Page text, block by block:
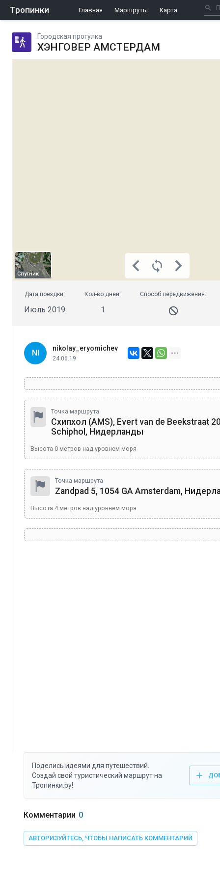
Тропинки Главная Маршруты Карта
Городская прогулка
ХЭНГОВЕР АМСТЕРДАМ
Спутник
Дата поездки:
Июль 2019
Кол-во дней:
1
Способ передвижения:
NI
nikolay_eryomichev
24.06.19
Точка маршрута
Схипхол (AMS), Evert van de Beekstraat
Schiphol, Нидерланды
Высота 0 метров над уровнем моря
Точка маршрута
Zandpad 5, 1054 GA Amsterdam,
Высота 4метров над уровнем моря
Поделись идеями для путешествий.
Создай свой туристический маршрут на
Тропинки.ру!
Комментарии 0
АВТОРИЗУЙТЕСЬ, ЧТОБЫ НАПИСАТЬ КОММЕНТАРИЙ